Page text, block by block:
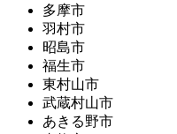
多摩市
羽村市
昭島市
福生市
東村山市
武蔵村山市
あきる野市